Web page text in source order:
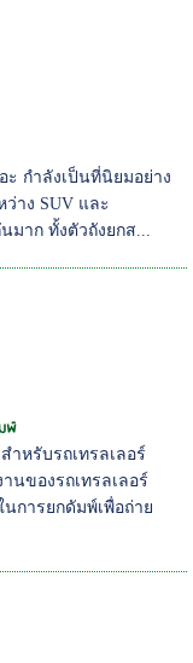
กำลังเป็นที่นิยมอย่าง
าง SUV และ
มาก ทั้งตัวถังยกส...
พ์
ำหรับรถเทรลเลอร์
นของรถเทรลเลอร์
การยกดัมพ์เพื่อถ่าย